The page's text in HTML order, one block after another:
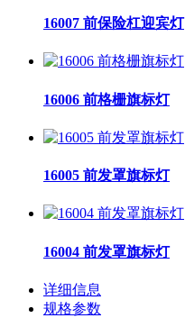
16007 前保险杠迎宾灯
16006 前格栅旗标灯
16005 前发罩旗标灯
16004 前发罩旗标灯
详细信息
规格参数